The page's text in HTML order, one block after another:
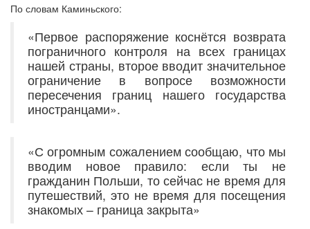
По словам Каминьского:
«Первое распоряжение коснётся возврата
пограничного контроля на всех границах
нашей страны, второе вводит значительное
ограничение в вопросе возможности
пересечения границ нашего государства
иностранцами».
«С огромным сожалением сообщаю, что мы
вводим новое правило: если ты не
гражданин Польши, то сейчас не время для
путешествий, это не время для посещения
знакомых – граница закрыта»